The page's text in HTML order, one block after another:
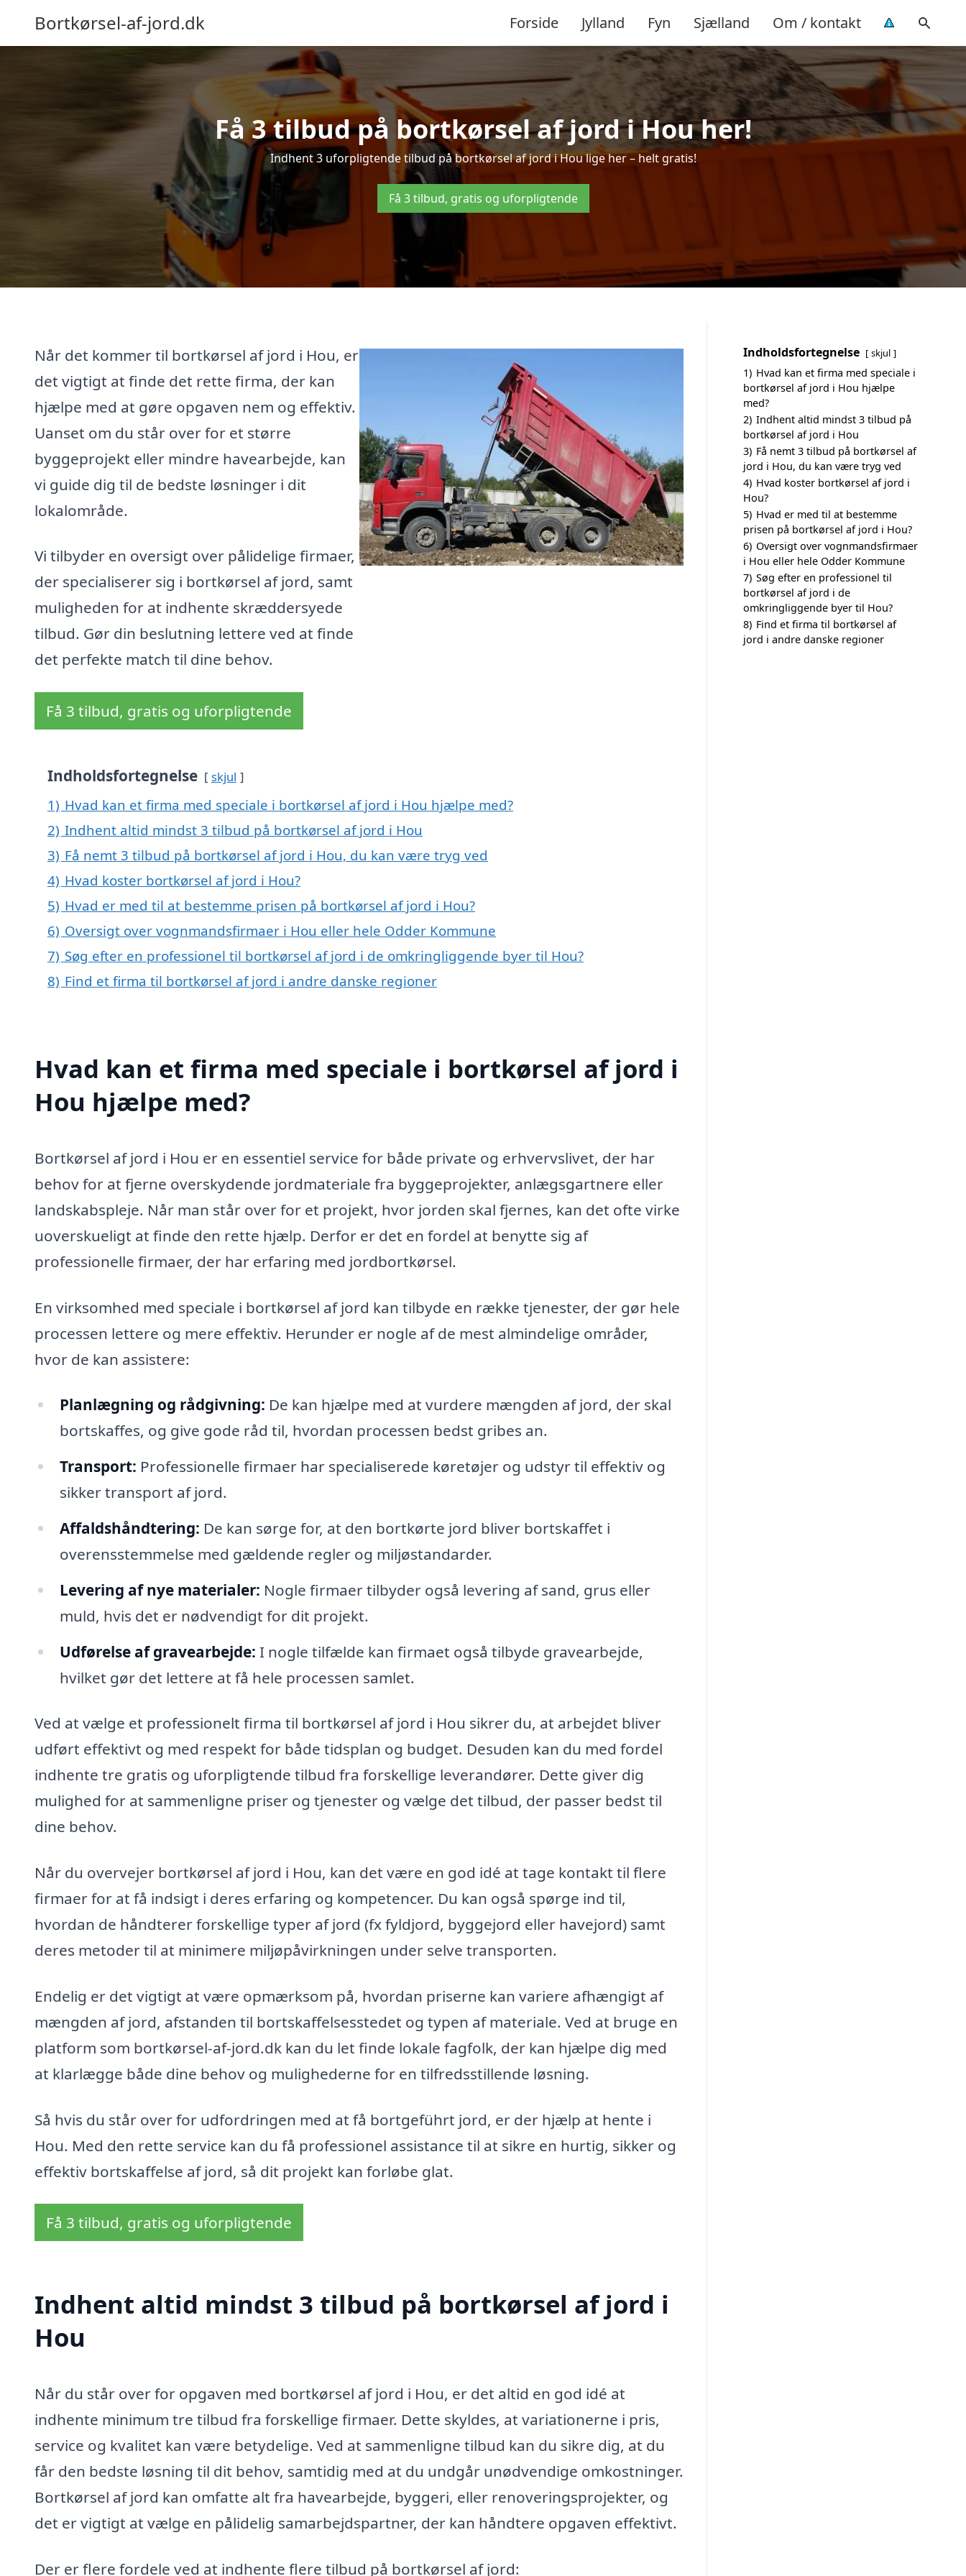
Bortkørsel-af-jord.dk Forside Jylland Fyn Sjælland Om / kontakt
Få 3 tilbud på bortkørsel af jord i Hou her!
Indhent 3 uforpligtende tilbud på bortkørsel af jord i Hou lige her – helt gratis!
Få 3 tilbud, gratis og uforpligtende
Når det kommer til bortkørsel af jord i Hou, er
det vigtigt at finde det rette firma, der kan
hjælpe med at gøre opgaven nem og effektiv.
Uanset om du står over for et større
byggeprojekt eller mindre havearbejde, kan
vi guide dig til de bedste løsninger i dit
lokalområde.
Vi tilbyder en oversigt over pålidelige firmaer,
der specialiserer sig i bortkørsel af jord, samt
muligheden for at indhente skræddersyede
tilbud. Gør din beslutning lettere ved at finde
det perfekte match til dine behov.
Få 3 tilbud, gratis og uforpligtende
Indholdsfortegnelse skjul
1) Hvad kan et firma med speciale i bortkørsel af jord i Hou hjælpe med?
2) Indhent altid mindst 3 tilbud på bortkørsel af jord i Hou
3) Få nemt 3 tilbud på bortkørsel af jord i Hou, du kan være tryg ved
4) Hvad koster bortkørsel af jord i Hou?
5) Hvad er med til at bestemme prisen på bortkørsel af jord i Hou?
6) Oversigt over vognmandsfirmaer i Hou eller hele Odder Kommune
7) Søg efter en professionel til bortkørsel af jord i de omkringliggende byer til Hou?
8) Find et firma til bortkørsel af jord i andre danske regioner
Hvad kan et firma med speciale i bortkørsel af jord i
Hou hjælpe med?
Bortkørsel af jord i Hou er en essentiel service for både private og erhvervslivet, der har
behov for at fjerne overskydende jordmateriale fra byggeprojekter, anlægsgartnere eller
landskabspleje. Når man står over for et projekt, hvor jorden skal fjernes, kan det ofte virke
uoverskueligt at finde den rette hjælp. Derfor er det en fordel at benytte sig af
professionelle firmaer, der har erfaring med jordbortkørsel.
En virksomhed med speciale i bortkørsel af jord kan tilbyde en række tjenester, der gør hele
processen lettere og mere effektiv. Herunder er nogle af de mest almindelige områder,
hvor de kan assistere:
Planlægning og rådgivning: De kan hjælpe med at vurdere mængden af jord, der skal
bortskaffes, og give gode råd til, hvordan processen bedst gribes an.
Transport: Professionelle firmaer har specialiserede køretøjer og udstyr til effektiv og
sikker transport af jord.
Affaldshåndtering: De kan sørge for, at den bortkørte jord bliver bortskaffet i
overensstemmelse med gældende regler og miljøstandarder.
Levering af nye materialer: Nogle firmaer tilbyder også levering af sand, grus eller
muld, hvis det er nødvendigt for dit projekt.
Udførelse af gravearbejde: I nogle tilfælde kan firmaet også tilbyde gravearbejde,
hvilket gør det lettere at få hele processen samlet.
Ved at vælge et professionelt firma til bortkørsel af jord i Hou sikrer du, at arbejdet bliver
udført effektivt og med respekt for både tidsplan og budget. Desuden kan du med fordel
indhente tre gratis og uforpligtende tilbud fra forskellige leverandører. Dette giver dig
mulighed for at sammenligne priser og tjenester og vælge det tilbud, der passer bedst til
dine behov.
Når du overvejer bortkørsel af jord i Hou, kan det være en god idé at tage kontakt til flere
firmaer for at få indsigt i deres erfaring og kompetencer. Du kan også spørge ind til,
hvordan de håndterer forskellige typer af jord (fx fyldjord, byggejord eller havejord) samt
deres metoder til at minimere miljøpåvirkningen under selve transporten.
Endelig er det vigtigt at være opmærksom på, hvordan priserne kan variere afhængigt af
mængden af jord, afstanden til bortskaffelsesstedet og typen af materiale. Ved at bruge en
platform som bortkørsel-af-jord.dk kan du let finde lokale fagfolk, der kan hjælpe dig med
at klarlægge både dine behov og mulighederne for en tilfredsstillende løsning.
Så hvis du står over for udfordringen med at få bortgeführt jord, er der hjælp at hente i
Hou. Med den rette service kan du få professionel assistance til at sikre en hurtig, sikker og
effektiv bortskaffelse af jord, så dit projekt kan forløbe glat.
Få 3 tilbud, gratis og uforpligtende
Indhent altid mindst 3 tilbud på bortkørsel af jord i
Hou
Når du står over for opgaven med bortkørsel af jord i Hou, er det altid en god idé at
indhente minimum tre tilbud fra forskellige firmaer. Dette skyldes, at variationerne i pris,
service og kvalitet kan være betydelige. Ved at sammenligne tilbud kan du sikre dig, at du
får den bedste løsning til dit behov, samtidig med at du undgår unødvendige omkostninger.
Bortkørsel af jord kan omfatte alt fra havearbejde, byggeri, eller renoveringsprojekter, og
det er vigtigt at vælge en pålidelig samarbejdspartner, der kan håndtere opgaven effektivt.
Der er flere fordele ved at indhente flere tilbud på bortkørsel af jord:
Indholdsfortegnelse skjul
1) Hvad kan et firma med speciale i
bortkørsel af jord i Hou hjælpe
med?
2) Indhent altid mindst 3 tilbud på
bortkørsel af jord i Hou
3) Få nemt 3 tilbud på bortkørsel af
jord i Hou, du kan være tryg ved
4) Hvad koster bortkørsel af jord i
Hou?
5) Hvad er med til at bestemme
prisen på bortkørsel af jord i Hou?
6) Oversigt over vognmandsfirmaer
i Hou eller hele Odder Kommune
7) Søg efter en professionel til
bortkørsel af jord i de
omkringliggende byer til Hou?
8) Find et firma til bortkørsel af
jord i andre danske regioner